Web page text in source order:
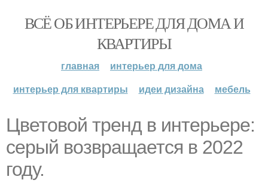
ВСЁ ОБ ИНТЕРЬЕРЕ ДЛЯ ДОМА И
КВАРТИРЫ
главная
интерьер для дома
интерьер для квартиры
идеи дизайна мебель
Цветовой тренд в интерьере:
серый возвращается в 2022
году.